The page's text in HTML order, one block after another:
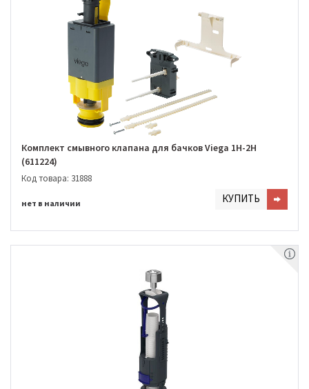
Комплект смывного клапана для бачков Viega 1H-2H
(611224)
Код товара: 31888
нет в наличии КУПИТЬ